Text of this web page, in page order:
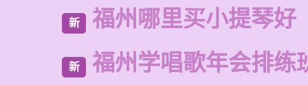
新 福州哪里买小提琴好
新 福州学唱歌年会排练